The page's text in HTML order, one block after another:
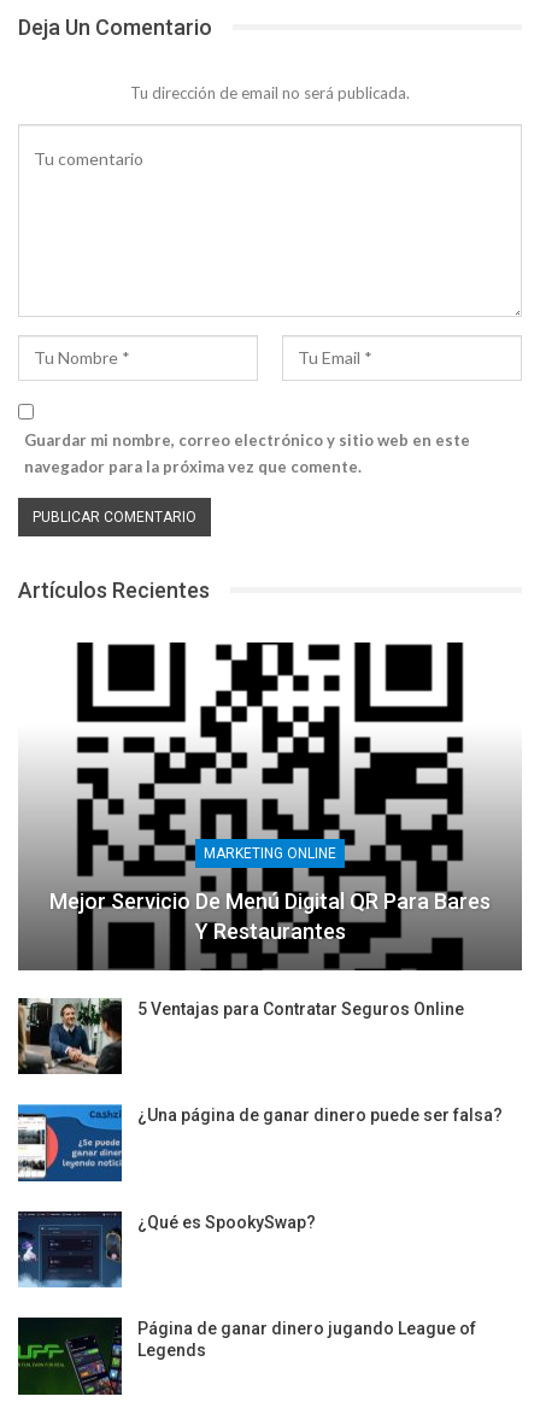
Deja Un Comentario
Tu dirección de email no será publicada.
Guardar mi nombre, correo electrónico y sitio web en este
navegador para la próxima vez que comente.
Artículos Recientes
MARKETING ONLINE
Mejor Servicio De Menú Digital QR Para Bares
Y Restaurantes
5 Ventajas para Contratar Seguros Online
¿Una página de ganar dinero puede ser falsa?
¿Qué es SpookySwap?
Página de ganar dinero jugando League of
Legends